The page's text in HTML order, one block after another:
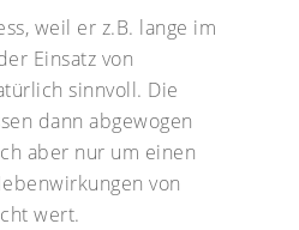
weil er z.B. lange im
Einsatz von
sinnvoll. Die
dann abgewogen
aber nur um einen
von
wert.